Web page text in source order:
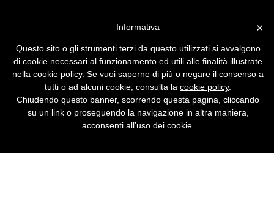
Un manuale per diventare degli hacker
dell'hardware: installare Linux su un iPod,
costruirsi una XBox, trasformare il PC in un
home theater, diventare un hacker del Wi-Fi.
×
Informativa
Questo sito o gli strumenti terzi da questo utilizzati si avvalgono
di cookie necessari al funzionamento ed utili alle finalità illustrate
nella cookie policy. Se vuoi saperne di più o negare il consenso a
tutti o ad alcuni cookie, consulta la cookie policy.
Chiudendo questo banner, scorrendo questa pagina, cliccando
su un link o proseguendo la navigazione in altra maniera,
acconsenti all’uso dei cookie.